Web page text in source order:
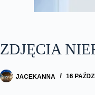
ZDJĘCIA
JACEKANNA 16